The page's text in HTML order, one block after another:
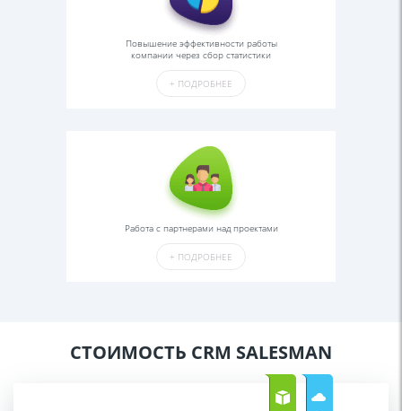
Повышение эффективности работы
компании через сбор статистики
+ ПОДРОБНЕЕ
Работа с партнерами над проектами
+ ПОДРОБНЕЕ
СТОИМОСТЬ CRM SALESMAN